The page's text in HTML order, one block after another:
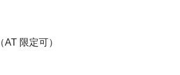
AT 限定可）